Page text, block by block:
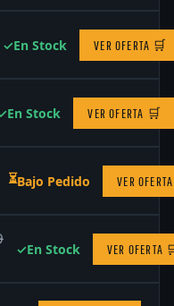
✓En Stock VER OFERTA 🛒
En Stock VER OFERTA 🛒
⏳Bajo Pedido VER OFERTA
✓En Stock VER OFERTA